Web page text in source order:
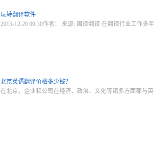
玩转翻译软件
2015-12-20 09:30作者： 来源: 国译翻译 在翻译行业工作多
北京英语翻译价格多少钱？
在北京，企业和公司在经济、政治、文化等诸多方面都与